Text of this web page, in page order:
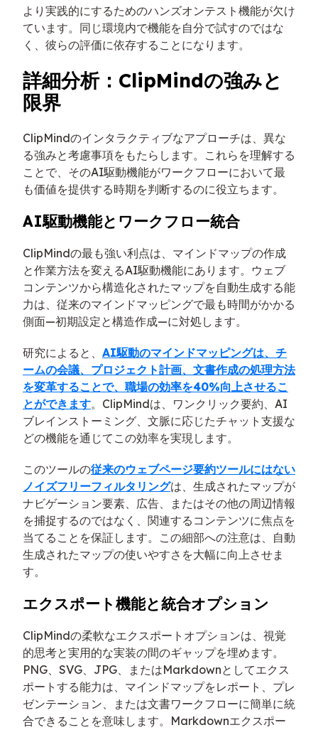
より実践的にするためのハンズオンテスト機能が欠け
ています。同じ環境内で機能を自分で試すのではな
く、彼らの評価に依存することになります。
詳細分析：ClipMindの強みと
限界
ClipMindのインタラクティブなアプローチは、異な
る強みと考慮事項をもたらします。これらを理解する
ことで、そのAI駆動機能がワークフローにおいて最
も価値を提供する時期を判断するのに役立ちます。
AI駆動機能とワークフロー統合
ClipMindの最も強い利点は、マインドマップの作成
と作業方法を変えるAI駆動機能にあります。ウェブ
コンテンツから構造化されたマップを自動生成する能
力は、従来のマインドマッピングで最も時間がかかる
側面—初期設定と構造作成—に対処します。
研究によると、 AI駆動のマインドマッピングは、チ
ームの会議、プロジェクト計画、文書作成の処理方法
を変革することで、職場の効率を40%向上させるこ
とができます。ClipMindは、ワンクリック要約、AI
ブレインストーミング、文脈に応じたチャット支援な
どの機能を通じてこの効率を実現します。
このツールの従来のウェブページ要約ツールにはない
ノイズフリーフィルタリングは、生成されたマップが
ナビゲーション要素、広告、またはその他の周辺情報
を捕捉するのではなく、関連するコンテンツに焦点を
当てることを保証します。この細部への注意は、自動
生成されたマップの使いやすさを大幅に向上させま
す。
エクスポート機能と統合オプション
ClipMindの柔軟なエクスポートオプションは、視覚
的思考と実用的な実装の間のギャップを埋めます。
PNG、SVG、JPG、またはMarkdownとしてエクス
ポートする能力は、マインドマップをレポート、プレ
ゼンテーション、または文書ワークフローに簡単に統
合できることを意味します。Markdownエクスポー